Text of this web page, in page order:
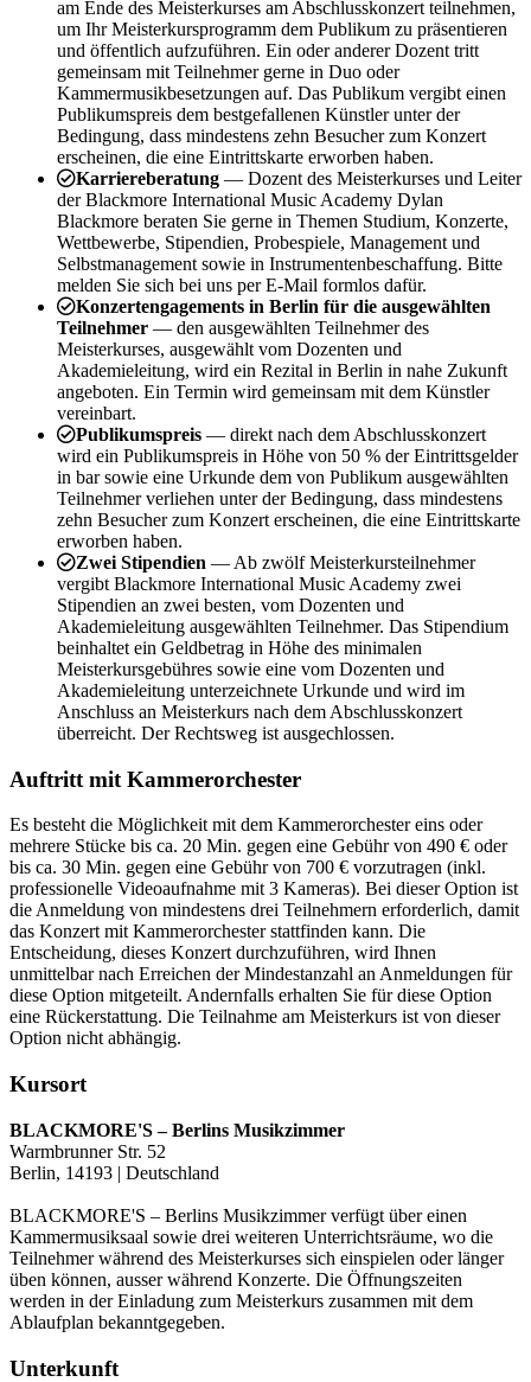
am Ende des Meisterkurses am Abschlusskonzert teilnehmen,
um Ihr Meisterkursprogramm dem Publikum zu präsentieren
und öffentlich aufzuführen. Ein oder anderer Dozent tritt
gemeinsam mit Teilnehmer gerne in Duo oder
Kammermusikbesetzungen auf. Das Publikum vergibt einen
Publikumspreis dem bestgefallenen Künstler unter der
Bedingung, dass mindestens zehn Besucher zum Konzert
erscheinen, die eine Eintrittskarte erworben haben.
Karriereberatung — Dozent des Meisterkurses und Leiter
der Blackmore International Music Academy Dylan
Blackmore beraten Sie gerne in Themen Studium, Konzerte,
Wettbewerbe, Stipendien, Probespiele, Management und
Selbstmanagement sowie in Instrumentenbeschaffung. Bitte
melden Sie sich bei uns per E-Mail formlos dafür.
Konzertengagements in Berlin für die ausgewählten
Teilnehmer — den ausgewählten Teilnehmer des
Meisterkurses, ausgewählt vom Dozenten und
Akademieleitung, wird ein Rezital in Berlin in nahe Zukunft
angeboten. Ein Termin wird gemeinsam mit dem Künstler
vereinbart.
Publikumspreis — direkt nach dem Abschlusskonzert
wird ein Publikumspreis in Höhe von 50 % der Eintrittsgelder
in bar sowie eine Urkunde dem von Publikum ausgewählten
Teilnehmer verliehen unter der Bedingung, dass mindestens
zehn Besucher zum Konzert erscheinen, die eine Eintrittskarte
erworben haben.
Zwei Stipendien — Ab zwölf Meisterkursteilnehmer
vergibt Blackmore International Music Academy zwei
Stipendien an zwei besten, vom Dozenten und
Akademieleitung ausgewählten Teilnehmer. Das Stipendium
beinhaltet ein Geldbetrag in Höhe des minimalen
Meisterkursgebühres sowie eine vom Dozenten und
Akademieleitung unterzeichnete Urkunde und wird im
Anschluss an Meisterkurs nach dem Abschlusskonzert
überreicht. Der Rechtsweg ist ausgechlossen.
Auftritt mit Kammerorchester
Es besteht die Möglichkeit mit dem Kammerorchester eins oder
mehrere Stücke bis ca. 20 Min. gegen eine Gebühr von 490 € oder
bis ca. 30 Min. gegen eine Gebühr von 700 € vorzutragen (inkl.
professionelle Videoaufnahme mit 3 Kameras). Bei dieser Option ist
die Anmeldung von mindestens drei Teilnehmern erforderlich, damit
das Konzert mit Kammerorchester stattfinden kann. Die
Entscheidung, dieses Konzert durchzuführen, wird Ihnen
unmittelbar nach Erreichen der Mindestanzahl an Anmeldungen für
diese Option mitgeteilt. Andernfalls erhalten Sie für diese Option
eine Rückerstattung. Die Teilnahme am Meisterkurs ist von dieser
Option nicht abhängig.
Kursort
BLACKMORE'S – Berlins Musikzimmer
Warmbrunner Str. 52
Berlin, 14193 | Deutschland
BLACKMORE'S – Berlins Musikzimmer verfügt über einen
Kammermusiksaal sowie drei weiteren Unterrichtsräume, wo die
Teilnehmer während des Meisterkurses sich einspielen oder länger
üben können, ausser während Konzerte. Die Öffnungszeiten
werden in der Einladung zum Meisterkurs zusammen mit dem
Ablaufplan bekanntgegeben.
Unterkunft